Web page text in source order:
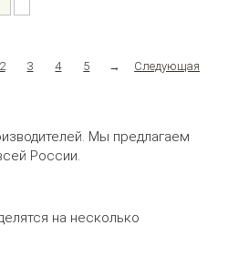
2 3 4 5 → Следующая
Мы предлагаем
России.
на несколько